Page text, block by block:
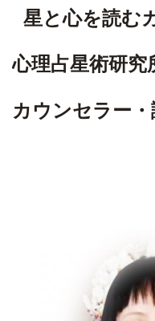
星と心を読む
心理占星術研
カウンセラー